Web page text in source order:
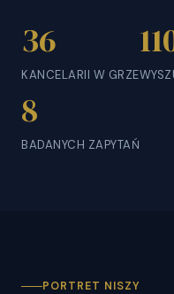
36
KANCELARII W GRZE
8
BADANYCH ZAPYTAŃ
PORTRET NISZY